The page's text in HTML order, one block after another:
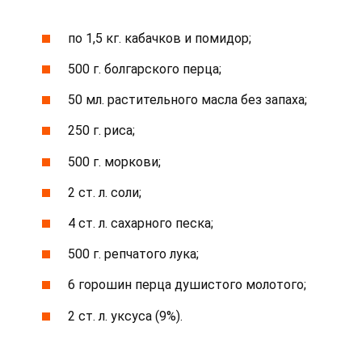
по 1,5 кг. кабачков и помидор;
500 г. болгарского перца;
50 мл. растительного масла без запаха;
250 г. риса;
500 г. моркови;
2 ст. л. соли;
4 ст. л. сахарного песка;
500 г. репчатого лука;
6 горошин перца душистого молотого;
2 ст. л. уксуса (9%).